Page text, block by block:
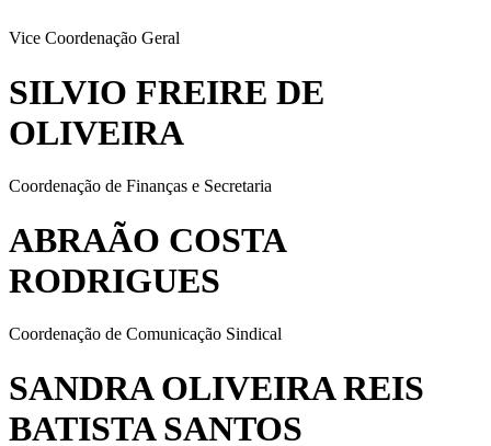
Vice Coordenação Geral
SILVIO FREIRE DE
OLIVEIRA
Coordenação de Finanças e Secretaria
ABRAÃO COSTA
RODRIGUES
Coordenação de Comunicação Sindical
SANDRA OLIVEIRA REIS
BATISTA SANTOS